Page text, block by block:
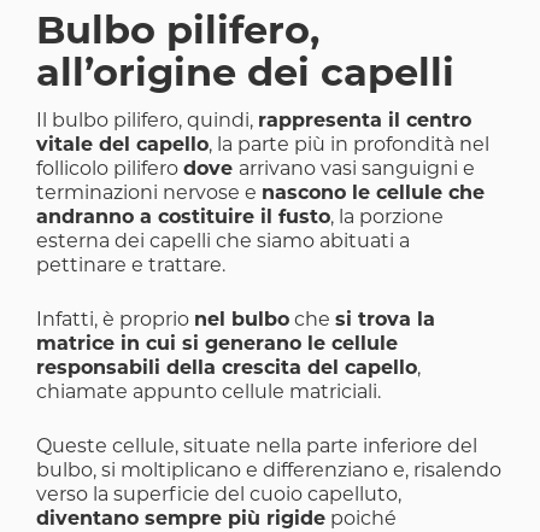
Bulbo pilifero,
all’origine dei capelli
Il bulbo pilifero, quindi, rappresenta il centro
vitale del capello, la parte più in profondità nel
follicolo pilifero dove arrivano vasi sanguigni e
terminazioni nervose e nascono le cellule che
andranno a costituire il fusto, la porzione
esterna dei capelli che siamo abituati a
pettinare e trattare.
Infatti, è proprio nel bulbo che si trova la
matrice in cui si generano le cellule
responsabili della crescita del capello,
chiamate appunto cellule matriciali.
Queste cellule, situate nella parte inferiore del
bulbo, si moltiplicano e differenziano e, risalendo
verso la superficie del cuoio capelluto,
diventano sempre più rigide poiché